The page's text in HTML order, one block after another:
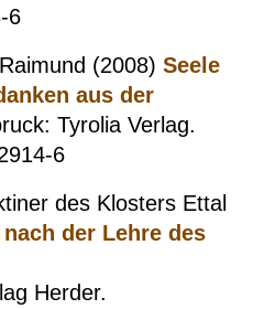
6
(2008) Seele
aus der
Tyrolia Verlag.
6
des KlostersEttal
der Lehre des
Herder.